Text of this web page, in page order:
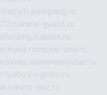
kompanij.ru
snow-guard.ru
aalse.ru
movie-one.ru
andreislyusar.ru
lyubov-i-grom.ru
evro-dez.ru